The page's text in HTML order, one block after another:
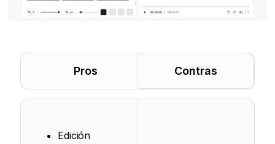
Pros Contras
Edición